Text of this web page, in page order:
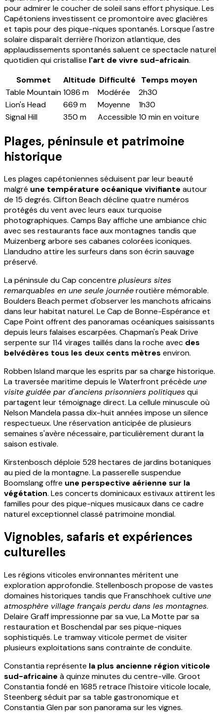
pour admirer le coucher de soleil sans effort physique. Les
Capétoniens investissent ce promontoire avec glacières
et tapis pour des pique-niques spontanés. Lorsque l'astre
solaire disparaît derrière l'horizon atlantique, des
applaudissements spontanés saluent ce spectacle naturel
quotidien qui cristallise l'art de vivre sud-africain.
Sommet
Altitude Difficulté
Temps moyen
Table Mountain1086 m Modérée
2h30
Lion's Head
669 m Moyenne
1h30
Signal Hill
350 m Accessible 10 min en voiture
Plages, péninsule et patrimoine
historique
Les plages capétoniennes séduisent par leur beauté
malgré une température océanique vivifiante autour
de 15 degrés. Clifton Beach décline quatre numéros
protégés du vent avec leurs eaux turquoise
photographiques. Camps Bay affiche une ambiance chic
avec ses restaurants face aux montagnes tandis que
Muizenberg arbore ses cabanes colorées iconiques.
Llandudno attire les surfeurs dans son écrin sauvage
préservé.
La péninsule du Cap concentre plusieurs sites
remarquables en une seule journéeroutière mémorable.
Boulders Beach permet d'observer les manchots africains
dans leur habitat naturel. Le Cap de Bonne-Espérance et
Cape Point offrent des panoramas océaniques saisissants
depuis leurs falaises escarpées. Chapman's Peak Drive
serpente sur 114 virages taillés dans la roche avec des
belvédères tous les deux cents mètres environ.
Robben Island marque les esprits par sa charge historique.
La traversée maritime depuis le Waterfront précède une
visite guidée par d'anciens prisonniers politiquesqui
partagent leur témoignage direct. La cellule minuscule où
Nelson Mandela passa dix-huit années impose un silence
respectueux. Une réservation anticipée de plusieurs
semaines s'avère nécessaire, particulièrement durant la
saison estivale.
Kirstenbosch déploie 528 hectares de jardins botaniques
au pied de la montagne. La passerelle suspendue
Boomslang offre une perspective aérienne sur la
végétation. Les concerts dominicaux estivaux attirent les
familles pour des pique-niques musicaux dans ce cadre
naturel exceptionnel classé patrimoine mondial.
Vignobles, safaris et expériences
culturelles
Les régions viticoles environnantes méritent une
exploration approfondie. Stellenbosch propose de vastes
domaines historiques tandis que Franschhoek cultive une
atmosphère village français perdu dans les montagnes.
Delaire Graff impressionne par sa vue, La Motte par sa
restauration et Boschendal par ses pique-niques
sophistiqués. Le tramway viticole permet de visiter
plusieurs exploitations sans contrainte de conduite.
Constantia représente la plus ancienne région viticole
sud-africaine à quinze minutes du centre-ville. Groot
Constantia fondé en 1685 retrace l'histoire viticole locale,
Steenberg séduit par sa table gastronomique et
Constantia Glen par son panorama sur les vignes.